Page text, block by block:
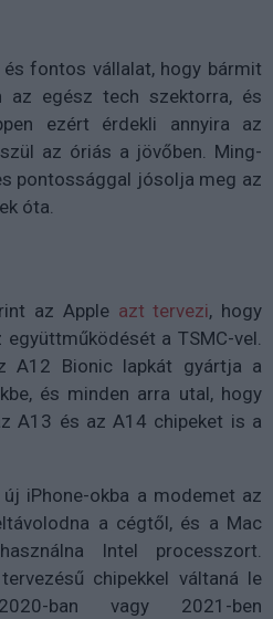
fontos vállalat, hogy bármit
az egész tech szektorra, és
ezért érdekli annyira az
az óriás a jövőben. Ming-
pontossággal jósolja meg az
óta.
az Apple azt tervezi, hogy
a TSMC-vel.
A12 Bionic lapkát gyártja a
és minden arra utal, hogy
A13 és az A14 chipeket is a
iPhone-okba a modemet az
a cégtől, és a Mac
Intel processzort.
chipekkel váltaná le
ban vagy 2021-ben